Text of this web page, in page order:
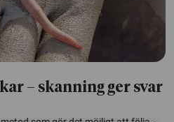
– skanning ger svar